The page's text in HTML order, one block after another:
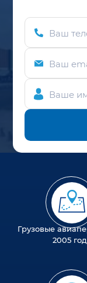
Ваш
Ваш
Ваше
Грузовые
2005